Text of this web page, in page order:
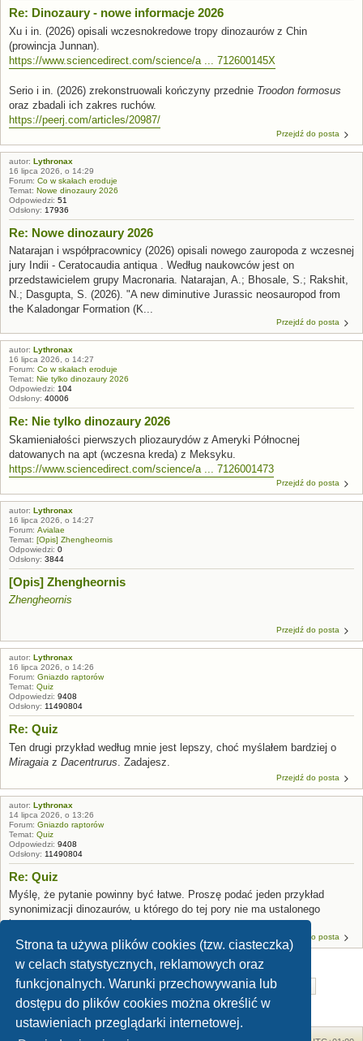
Strona ta używa plików cookies (tzw. ciasteczka)
w celach statystycznych, reklamowych oraz
funkcjonalnych. Warunki przechowywania lub
dostępu do plików cookies można określić w
ustawieniach przeglądarki internetowej.
Re: Dinozaury - nowe informacje 2026
Xu i in. (2026) opisali wczesnokredowe tropy dinozaurów z Chin
(prowincja Junnan).
https://www.sciencedirect.com/science/a ... 712600145X
Serio i in. (2026) zrekonstruowali kończyny przednie Troodon formosus
oraz zbadali ich zakres ruchów.
https://peerj.com/articles/20987/
Przejdź do posta
autor: Lythronax
16 lipca 2026, o 14:29
Forum: Co w skałach eroduje
Temat: Nowe dinozaury 2026
Odpowiedzi: 51
Odsłony: 17936
Re: Nowe dinozaury 2026
Natarajan i współpracownicy (2026) opisali nowego zauropoda z wczesnej
jury Indii - Ceratocaudia antiqua . Według naukowców jest on
przedstawicielem grupy Macronaria. Natarajan, A.; Bhosale, S.; Rakshit,
N.; Dasgupta, S. (2026). "A new diminutive Jurassic neosauropod from
the Kaladongar Formation (K...
Przejdź do posta
autor: Lythronax
16 lipca 2026, o 14:27
Forum: Co w skałach eroduje
Temat: Nie tylko dinozaury 2026
Odpowiedzi: 104
Odsłony: 40006
Re: Nie tylko dinozaury 2026
Skamieniałości pierwszych pliozaurydów z Ameryki Północnej
datowanych na apt (wczesna kreda) z Meksyku.
https://www.sciencedirect.com/science/a ... 7126001473
Przejdź do posta
autor: Lythronax
16 lipca 2026, o 14:27
Forum: Avialae
Temat: [Opis] Zhengheornis
Odpowiedzi: 0
Odsłony: 3844
[Opis] Zhengheornis
Zhengheornis
Przejdź do posta
autor: Lythronax
16 lipca 2026, o 14:26
Forum: Gniazdo raptorów
Temat: Quiz
Odpowiedzi: 9408
Odsłony: 11490804
Re: Quiz
Ten drugi przykład według mnie jest lepszy, choć myślałem bardziej o
Miragaia z Dacentrurus . Zadajesz.
Przejdź do posta
autor: Lythronax
14 lipca 2026, o 13:26
Forum: Gniazdo raptorów
Temat: Quiz
Odpowiedzi: 9408
Odsłony: 11490804
Re: Quiz
Myślę, że pytanie powinny być łatwe. Proszę podać jeden przykład
synonimizacji dinozaurów, u którego do tej pory nie ma ustalonego
konsensusu w tym temacie.
Przejdź do posta
Znaleziono 2099 wyników Strona1z84
1 2 3 4 5 …